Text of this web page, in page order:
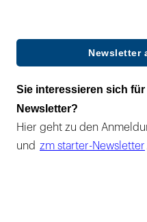
Newsletter
Sie interessieren sich
Newsletter?
Hier geht zu den
und zm starter-Newsletter